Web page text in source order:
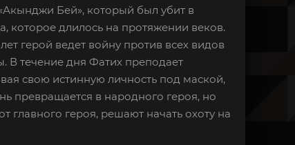
Бей», который был убит в
которое длилось на протяжении веков.
герой ведет войну против всех видов
В течение дня Фатих преподает
свою истинную личность под маской,
превращается в народного героя, но
главного героя, решают начать охоту на